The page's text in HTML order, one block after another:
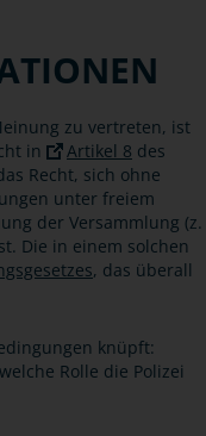
zu vertreten, ist
in
Artikel 8 des
Recht, sich ohne
unter freiem
der Versammlung (z.
Die in einem solchen
, das überall
knüpft:
Rolle die Polizei